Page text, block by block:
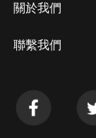
關於我們
聯繫我們